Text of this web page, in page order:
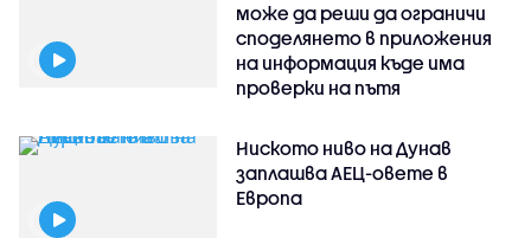
може да реши да ограничи
споделянето в приложения
на информация къде има
проверки на пътя
Ниското ниво на Дунав
заплашва АЕЦ-овете в
Европа